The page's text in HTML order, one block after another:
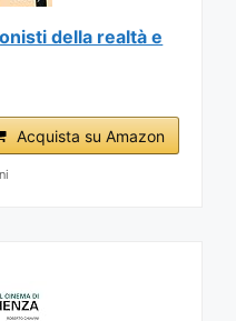
della realtà e
Acquista su Amazon